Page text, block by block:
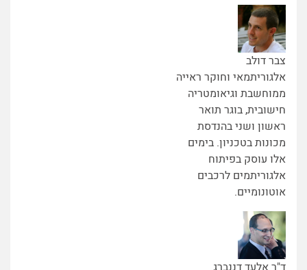
צבר דולב
אלגוריתמאי וחוקר ראייה
ממוחשבת וגיאומטריה
חישובית, בוגר תואר
ראשון ושני בהנדסת
מכונות בטכניון. בימים
אלו עוסק בפיתוח
אלגוריתמים לרכבים
אוטונומיים.